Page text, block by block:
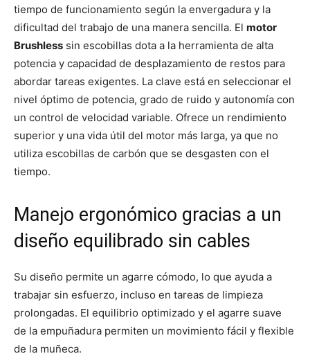
tiempo de funcionamiento según la envergadura y la
dificultad del trabajo de una manera sencilla. El motor
Brushless sin escobillas dota a la herramienta de alta
potencia y capacidad de desplazamiento de restos para
abordar tareas exigentes. La clave está en seleccionar el
nivel óptimo de potencia, grado de ruido y autonomía con
un control de velocidad variable. Ofrece un rendimiento
superior y una vida útil del motor más larga, ya que no
utiliza escobillas de carbón que se desgasten con el
tiempo.
Manejo ergonómico gracias a un
diseño equilibrado sin cables
Su diseño permite un agarre cómodo, lo que ayuda a
trabajar sin esfuerzo, incluso en tareas de limpieza
prolongadas. El equilibrio optimizado y el agarre suave
de la empuñadura permiten un movimiento fácil y flexible
de la muñeca.